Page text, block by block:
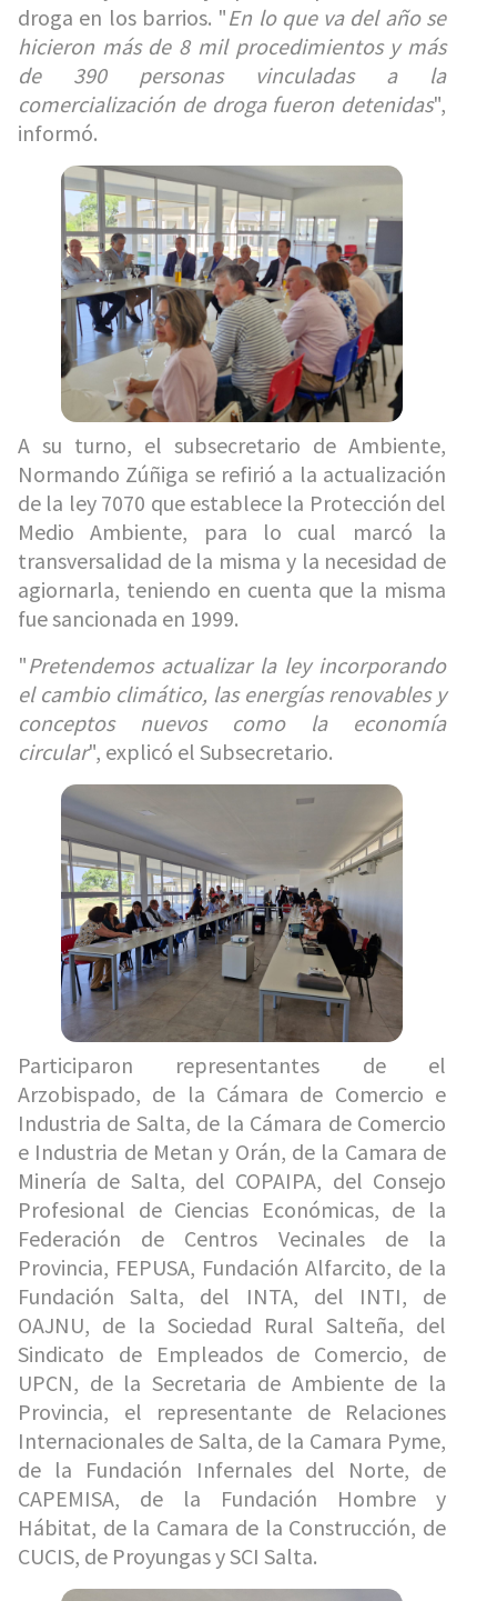
droga en los barrios. "En lo que va del año se
hicieron más de 8 mil procedimientos y más
de 390 personas vinculadas a la
comercialización de droga fueron detenidas",
informó.
A su turno, el subsecretario de Ambiente,
Normando Zúñiga se refirió a la actualización
de la ley 7070 que establece la Protección del
Medio Ambiente, para lo cual marcó la
transversalidad de la misma y la necesidad de
agiornarla, teniendo en cuenta que la misma
fue sancionada en 1999.
"Pretendemos actualizar la ley incorporando
el cambio climático, las energías renovables y
conceptos nuevos como la economía
circular", explicó el Subsecretario.
Participaron representantes de el
Arzobispado, de la Cámara de Comercio e
Industria de Salta, de la Cámara de Comercio
e Industria de Metan y Orán, de la Camara de
Minería de Salta, del COPAIPA, del Consejo
Profesional de Ciencias Económicas, de la
Federación de Centros Vecinales de la
Provincia, FEPUSA, Fundación Alfarcito, de la
Fundación Salta, del INTA, del INTI, de
OAJNU, de la Sociedad Rural Salteña, del
Sindicato de Empleados de Comercio, de
UPCN, de la Secretaria de Ambiente de la
Provincia, el representante de Relaciones
Internacionales de Salta, de la Camara Pyme,
de la Fundación Infernales del Norte, de
CAPEMISA, de la Fundación Hombre y
Hábitat, de la Camara de la Construcción, de
CUCIS, de Proyungas y SCI Salta.